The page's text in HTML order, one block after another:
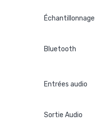
Échantillonnage
Bluetooth
Entrées audio
Sortie Audio